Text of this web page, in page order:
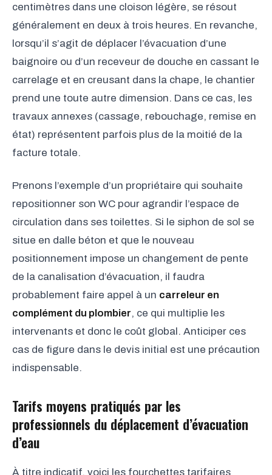
centimètres dans une cloison légère, se résout
généralement en deux à trois heures. En revanche,
lorsqu’il s’agit de déplacer l’évacuation d’une
baignoire ou d’un receveur de douche en cassant le
carrelage et en creusant dans la chape, le chantier
prend une toute autre dimension. Dans ce cas, les
travaux annexes (cassage, rebouchage, remise en
état) représentent parfois plus de la moitié de la
facture totale.
Prenons l’exemple d’un propriétaire qui souhaite
repositionner son WC pour agrandir l’espace de
circulation dans ses toilettes. Si le siphon de sol se
situe en dalle béton et que le nouveau
positionnement impose un changement de pente
de la canalisation d’évacuation, il faudra
probablement faire appel à un carreleur en
complément du plombier, ce qui multiplie les
intervenants et donc le coût global. Anticiper ces
cas de figure dans le devis initial est une précaution
indispensable.
Tarifs moyens pratiqués par les
professionnels du déplacement d’évacuation
d’eau
À titre indicatif, voici les fourchettes tarifaires